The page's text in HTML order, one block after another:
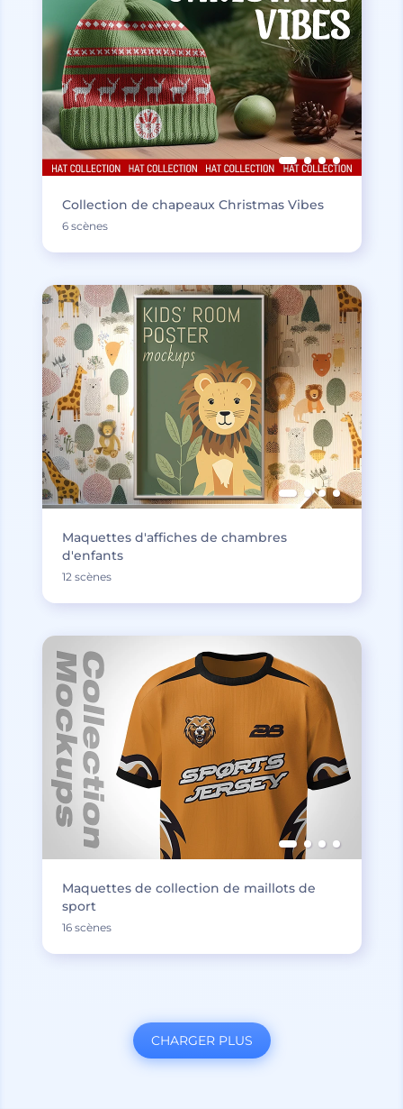
Collection de chapeaux Christmas Vibes
6 scènes
Maquettes d'affiches de chambres
d'enfants
12 scènes
Maquettes de collection de maillots de
sport
16 scènes
CHARGER PLUS